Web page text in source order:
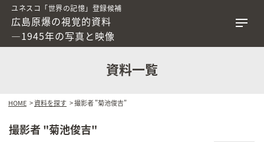
ユネスコ「世界の記憶」登録候補
広島原爆の視覚的資料
―1945年の写真と映像
資料一覧
HOME >資料を探す > 撮影者 "菊池俊吉"
撮影者 "菊池俊吉"